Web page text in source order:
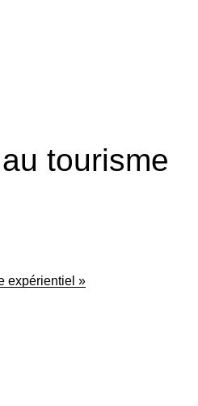
tourisme
expérientiel »